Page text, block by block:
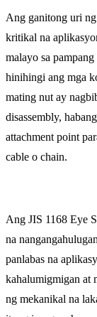
Ang ganitong uri
kritikal na
malayo sa
hinihingi ang mga
mating nut ay
disassembly,
attachment point
cable o chain.
Ang JIS 1168 Eye
na
panlabas na
kahalumigmigan at
ng mekanikal na